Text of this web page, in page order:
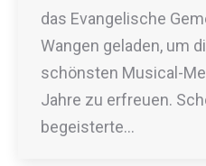
das Evangelische
Wangen geladen, um
schönsten Musical-
Jahre zu erfreuen.
begeisterte…